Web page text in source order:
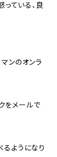
っている、良
ンのオンラ
をメールで
ようになり